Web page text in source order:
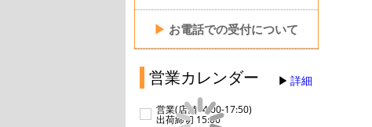
▶ お電話での受付について
営業カレンダー 詳細
営業(店舗14:00-17:50)
出荷締切 15:00